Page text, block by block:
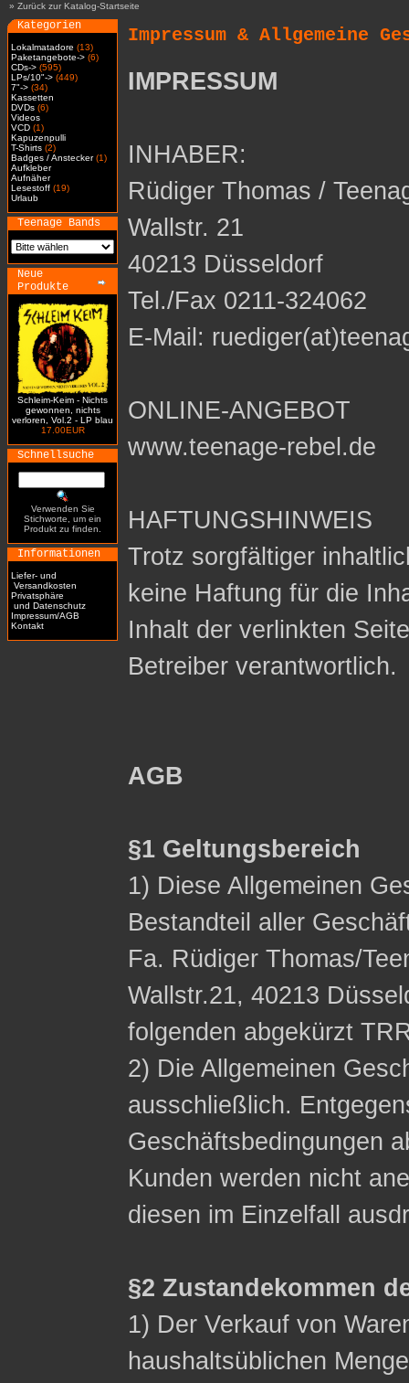
» Zurück zur Katalog-Startseite
Kategorien
Lokalmatadore (13)
Paketangebote-> (6)
CDs-> (595)
LPs/10"-> (449)
7"-> (34)
Kassetten
DVDs (6)
Videos
VCD (1)
Kapuzenpulli
T-Shirts (2)
Badges / Anstecker(1)
Aufkleber
Aufnäher
Lesestoff (19)
Urlaub
Teenage Bands
Neue
Produkte
Schleim-Keim - Nichts
gewonnen, nichts
verloren, Vol.2 - LP blau
17.00EUR
Schnellsuche
Verwenden Sie
Stichworte, um ein
Produkt zu finden.
Informationen
Liefer- und
Versandkosten
Privatsphäre
und Datenschutz
Impressum/AGB
Kontakt
Impressum & Allgemeine
IMPRESSUM
INHABER:
Rüdiger Thomas /
Wallstr. 21
40213 Düsseldorf
Tel./Fax 0211-324062
E-Mail:
ONLINE-ANGEBOT
www.teenage-rebel.de
HAFTUNGSHINWEIS
Trotz sorgfältiger
keine Haftung für die
Inhalt der verlinkten
Betreiber verantwortlich.
AGB
§1 Geltungsbereich
1) Diese Allgemeinen
Bestandteil aller
Fa. Rüdiger Thomas/
Wallstr.21, 40213
folgenden abgekürzt
2) Die Allgemeinen
ausschließlich.
Geschäftsbedingungen
Kunden werden nicht
diesen im Einzelfall
§2 Zustandekommen
1) Der Verkauf von
haushaltsüblichen